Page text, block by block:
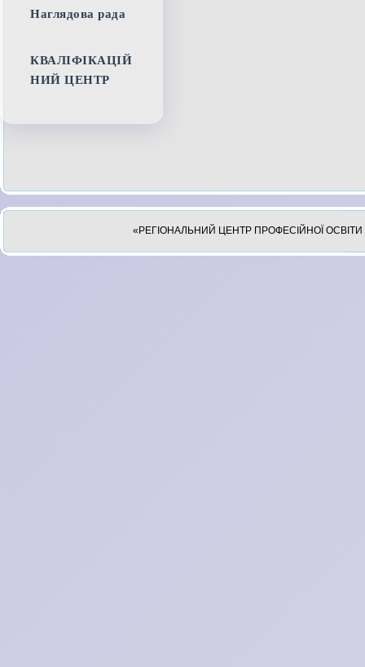
Наглядова рада
КВАЛІФІКАЦІЙ
НИЙ ЦЕНТР
«РЕГІОНАЛЬНИЙ ЦЕНТР ПРОФЕСІЙНОЇ